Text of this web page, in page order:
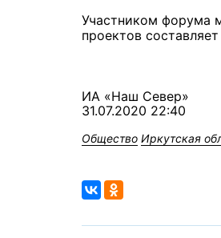
Участником форума
проектов
ИА «Наш Север»
31.07.2020 22:40
Общество Иркутская